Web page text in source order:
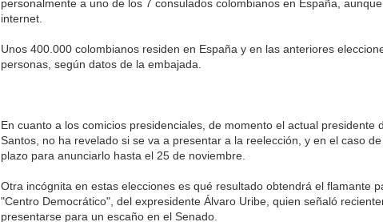
personalmente a uno de los 7 consulados colombianos en España,
internet.
Unos 400.000 colombianos residen en España y en las anteriores
personas, según datos de la embajada.
En cuanto a los comicios presidenciales, de momento el actual presidente
Santos, no ha revelado si se va a presentar a la reelección, y en el caso
plazo para anunciarlo hasta el 25 de noviembre.
Otra incógnita en estas elecciones es qué resultado obtendrá el flamante
"Centro Democrático", del expresidente Álvaro Uribe, quien señaló
presentarse para un escaño en el Senado.